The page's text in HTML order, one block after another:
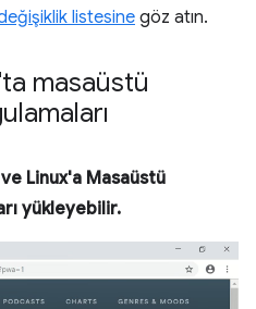
listesinegöz atın.
masaüstü
Linux'a Masaüstü
yükleyebilir.